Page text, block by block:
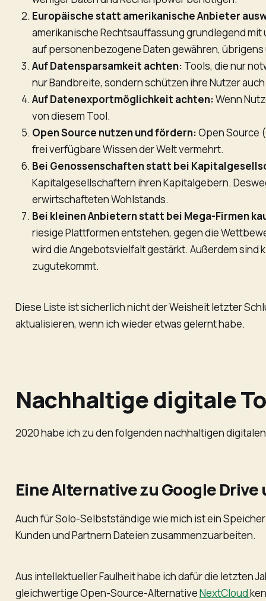
Europäische statt amerikanische Anbieter
amerikanische Rechtsauffassung grundlegend
auf personenbezogene Daten gewähren,
Auf Datensparsamkeit achten: Tools, die nur
nur Bandbreite, sondern schützen ihre Nutzer
Auf Datenexportmöglichkeit achten:Wenn
von diesem Tool.
Open Source nutzen und fördern:Open Source
frei verfügbare Wissen der Welt vermehrt.
Bei Genossenschaften statt bei
Kapitalgesellschaftern ihren Kapitalgebern.
erwirtschafteten Wohlstands.
Bei kleinen Anbietern statt bei Mega-Firmen
riesige Plattformen entstehen, gegen die
wird die Angebotsvielfalt gestärkt. Außerdem sind
zugutekommt.
Diese Liste ist sicherlich nicht der Weisheit letzter
aktualisieren, wenn ich wieder etwas gelernt habe.
Nachhaltige digitale
2020 habe ich zu den folgenden nachhaltigen
Eine Alternative zu Google
Auch für Solo-Selbstständige wie mich ist ein
Kunden und Partnern Dateien zusammenzuarbeiten.
Aus intellektueller Faulheit habe ich dafür die letzten
gleichwertige Open-Source-AlternativeNextCloud